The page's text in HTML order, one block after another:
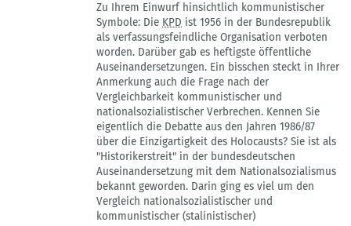
Zu Ihrem Einwurf hinsichtlich kommunistischer
Symbole: Die KPD ist 1956 in der Bundesrepublik
als verfassungsfeindliche Organisation verboten
worden. Darüber gab es heftigste öffentliche
Auseinandersetzungen. Ein bisschen steckt in Ihrer
Anmerkung auch die Frage nach der
Vergleichbarkeit kommunistischer und
nationalsozialistischer Verbrechen. Kennen Sie
eigentlich die Debatte aus den Jahren 1986/87
über die Einzigartigkeit des Holocausts? Sie ist als
"Historikerstreit" in der bundesdeutschen
Auseinandersetzung mit dem Nationalsozialismus
bekannt geworden. Darin ging es viel um den
Vergleich nationalsozialistischer und
kommunistischer (stalinistischer)